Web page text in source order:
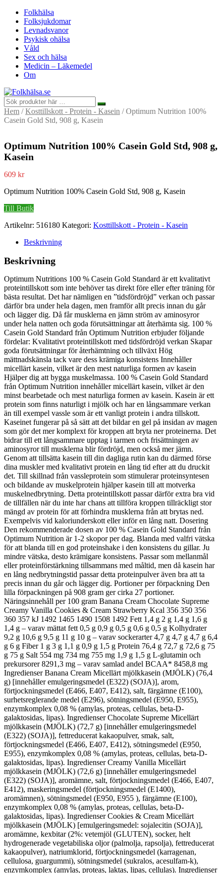
Folkhälsa
Folksjukdomar
Levnadsvanor
Psykisk ohälsa
Våld
Sex och hälsa
Medicin – Läkemedel
Om
Hem /Kosttillskott - Protein - Kasein / Optimum Nutrition 100%
Casein Gold Std, 908 g, Kasein
Optimum Nutrition 100% Casein Gold Std, 908 g,
Kasein
609 kr
Optimum Nutrition 100% Casein Gold Std, 908 g, Kasein
Till Butik
Artikelnr: 516180 Kategori: Kosttillskott - Protein - Kasein
Beskrivning
Beskrivning
Optimum Nutritions 100 % Casein Gold Standard är ett kvalitativt
proteintillskott som inte behöver tas direkt före eller efter träning för
bästa resultat. Det har nämligen en ”tidsfördröjd” verkan och passar
därför bra under hela dagen, men framför allt precis innan du går
och lägger dig. Då får musklerna en jämn ström av aminosyror
under hela natten och goda förutsättningar att återhämta sig. 100 %
Casein Gold Standard från Optimum Nutrition erbjuder följande
fördelar: Kvalitativt proteintillskott med tidsfördröjd verkan Skapar
goda förutsättningar för återhämtning och tillväxt Hög
mättnadskänsla tack vare dess krämiga konsistens Innehåller
micellärt kasein, vilket är den mest naturliga formen av kasein
Hjälper dig att bygga muskelmassa. 100 % Casein Gold Standard
från Optimum Nutrition innehåller micellärt kasein, vilket är den
minst bearbetade och mest naturliga formen av kasein. Kasein är ett
protein som finns naturligt i mjölk och har en långsammare verkan
än till exempel vassle som är ett vanligt protein i andra tillskott.
Kaseinet fungerar på så sätt att det bildar en gel på insidan av magen
som gör det mer komplext för kroppen att bryta ner proteinerna. Det
bidrar till ett långsammare upptag i tarmen och frisättningen av
aminosyror till musklerna blir fördröjd, men också mer jämn.
Genom att tillsätta kasein till din dagliga rutin kan du därmed förse
dina muskler med kvalitativt protein en lång tid efter att du druckit
det. Till skillnad från vassleprotein som stimulerar proteinsyntesen
och bildande av muskelprotein hjälper kasein till att motverka
muskelnedbrytning. Detta proteintillskott passar därför extra bra vid
de tillfällen när du inte har chans att tillföra kroppen tillräckligt stor
mängd av protein för att förhindra musklerna från att brytas ned.
Exempelvis vid kaloriunderskott eller inför en lång natt. Dosering
Den rekommenderade dosen av 100 % Casein Gold Standard från
Optimum Nutrition är 1-2 skopor per dag. Blanda med valfri vätska
för att blanda till en god proteinshake i den konsistens du gillar. Ju
mindre vätska, desto krämigare konsistens. Passar som mellanmål
eller proteinförstärkning tillsammans med måltid, men då kasein har
en lång nedbrytningstid passar detta proteinpulver även bra att ta
precis innan du går och lägger dig. Portioner per förpackning Den
lilla förpackningen på 908 gram ger cirka 27 portioner.
Näringsinnehåll per 100 gram Banana Cream Chocolate Supreme
Creamy Vanilla Cookies & Cream Strawberry Kcal 356 350 356
360 357 kJ 1492 1465 1490 1508 1492 Fett 1,4 g 2 g 1,4 g 1,6 g
1,4 g – varav mättat fett 0,5 g 0,9 g 0,5 g 0,6 g 0,5 g Kolhydrater
9,2 g 10,6 g 9,5 g 11 g 10 g – varav sockerarter 4,7 g 4,7 g 4,7 g 6,4
g 6 g Fiber 1 g 3 g 1,1 g 0,9 g 1,5 g Protein 76,4 g 72,7 g 72,6 g 75
g 75 g Salt 554 mg 734 mg 755 mg 1,9 g 1,5 g L-glutamin och
prekursorer 8291,3 mg – varav samlad andel BCAA* 8458,8 mg
Ingredienser Banana Cream Micellärt mjölkkasein (MJÖLK) (76,4
g) [innehåller emulgeringsmedel (E322) (SOJA)], arom,
förtjockningsmedel (E466, E407, E412), salt, färgämne (E100),
surhetsreglerande medel (E296), sötningsmedel (E950, E955),
enzymkomplex 0,08 % (amylas, proteas, cellulas, beta-D-
galaktosidas, lipas). Ingredienser Chocolate Supreme Micellärt
mjölkkasein (MJÖLK) (72,7 g) [innehåller emulgeringsmedel
(E322) (SOJA)], fettreducerat kakaopulver, smak, salt,
förtjockningsmedel (E466, E407, E412), sötningsmedel (E950,
E955), enzymkomplex 0,08 % (amylas, proteas, cellulas, beta-D-
galaktosidas, lipas). Ingredienser Creamy Vanilla Micellärt
mjölkkasein (MJÖLK) (72,6 g) [innehåller emulgeringsmedel
(E322) (SOJA)], aromämne, salt, förtjockningsmedel (E466, E407,
E412), maskeringsmedel (förtjockningsmedel (E1400),
aromämnen), sötningsmedel (E950, E955 ), färgämne (E100),
enzymkomplex 0,08 % (amylas, proteas, cellulas, beta-D-
galaktosidas, lipas). Ingredienser Cookies & Cream Micellärt
mjölkkasein (MJÖLK) [emulgeringsmedel: sojalecitin (SOJA)],
aromämne, kexbitar (2%: vetemjöl (GLUTEN), socker, helt
hydrogenerade vegetabiliska oljor (palmolja, rapsolja), fettreducerat
kakaopulver), natriumklorid, förtjockningsmedel (karragenan,
cellulosa, guargummi), sötningsmedel (sukralos, acesulfam-k),
enzymkomplex (amylas, proteas, laktas, lipas, cellulas). Ingredienser